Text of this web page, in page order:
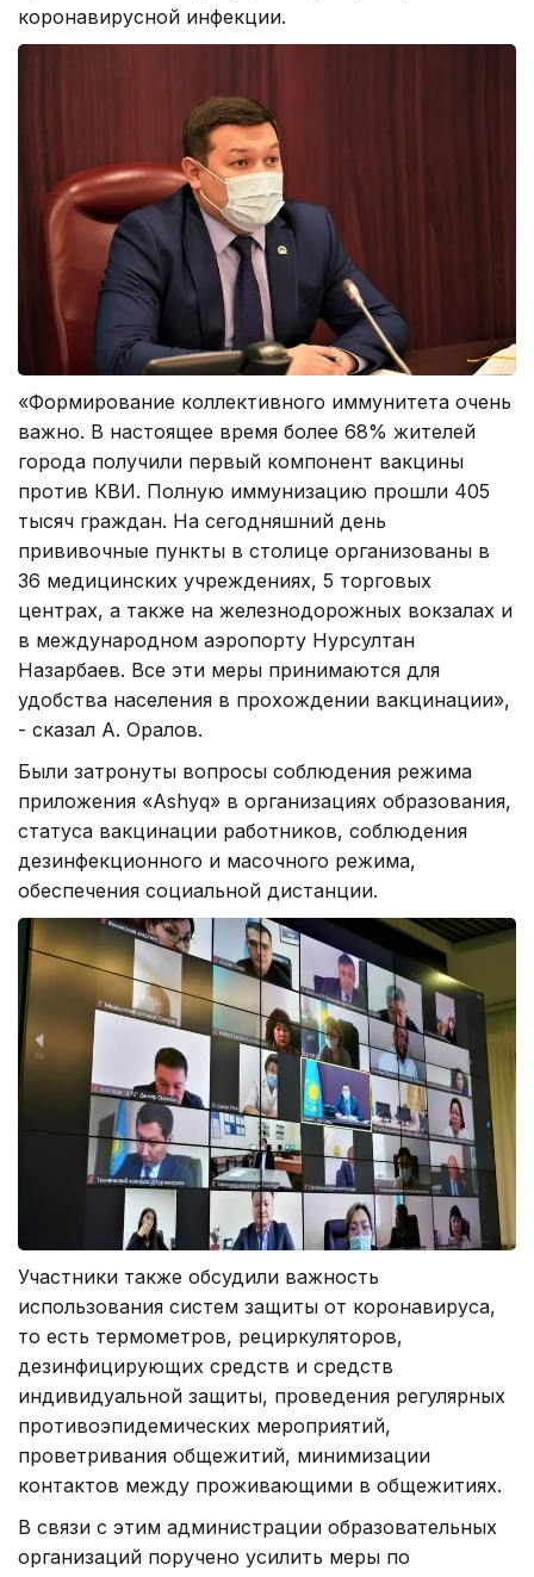
коронавирусной инфекции.
«Формирование коллективного иммунитета очень
важно. В настоящее время более 68% жителей
города получили первый компонент вакцины
против КВИ. Полную иммунизацию прошли 405
тысяч граждан. На сегодняшний день
прививочные пункты в столице организованы в
36 медицинских учреждениях, 5 торговых
центрах, а также на железнодорожных вокзалах и
в международном аэропорту Нурсултан
Назарбаев. Все эти меры принимаются для
удобства населения в прохождении вакцинации»,
- сказал А. Оралов.
Были затронуты вопросы соблюдения режима
приложения «Ashyq» в организациях образования,
статуса вакцинации работников, соблюдения
дезинфекционного и масочного режима,
обеспечения социальной дистанции.
Участники также обсудили важность
использования систем защиты от коронавируса,
то есть термометров, рециркуляторов,
дезинфицирующих средств и средств
индивидуальной защиты, проведения регулярных
противоэпидемических мероприятий,
проветривания общежитий, минимизации
контактов между проживающими в общежитиях.
В связи с этим администрации образовательных
организаций поручено усилить меры по